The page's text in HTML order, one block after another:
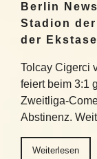
Berlin
Stadion
der Ekstase
Tolcay Cigerci
feiert beim 3:1
Zweitliga-
Abstinenz.
Weiterlesen